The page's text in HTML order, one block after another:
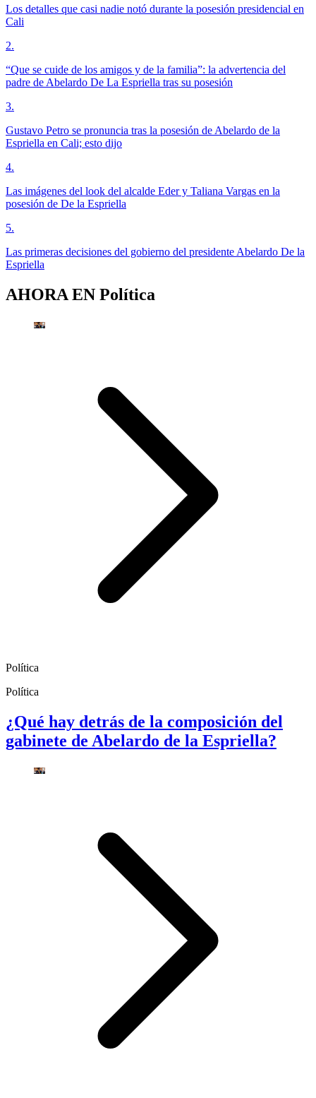
Los detalles que casi nadie notó durante la posesión presidencial en
Cali
2.
“Que se cuide de los amigos y de la familia”: la advertencia del
padre de Abelardo De La Espriella tras su posesión
3.
Gustavo Petro se pronuncia tras la posesión de Abelardo de la
Espriella en Cali; esto dijo
4.
Las imágenes del look del alcalde Eder y Taliana Vargas en la
posesión de De la Espriella
5.
Las primeras decisiones del gobierno del presidente Abelardo De la
Espriella
AHORA EN Política
Política
Política
¿Qué hay detrás de la composición del
gabinete de Abelardo de la Espriella?